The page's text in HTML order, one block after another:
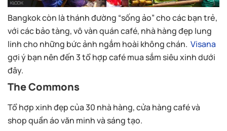
Bangkok còn là thánh đường “sống ảo” cho các bạn trẻ,
với các bảo tàng, vô vàn quán café, nhà hàng đẹp lung
linh cho những bức ảnh ngắm hoài không chán. Visana
gợi ý bạn nên đến 3 tổ hợp café mua sắm siêu xinh dưới
đây.
The Commons
Tổ hợp xinh đẹp của 30 nhà hàng, cửa hàng café và
shop quần áo văn minh và sáng tạo.